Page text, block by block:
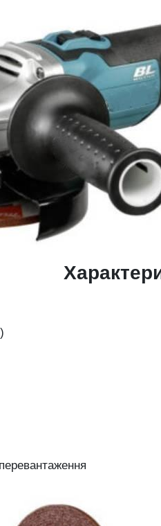
перевантаження